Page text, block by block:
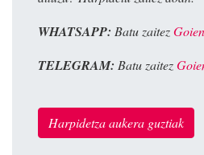
WHATSAPP: Batu zaitez
TELEGRAM: Batu zaitez
Harpidetza aukera guztiak